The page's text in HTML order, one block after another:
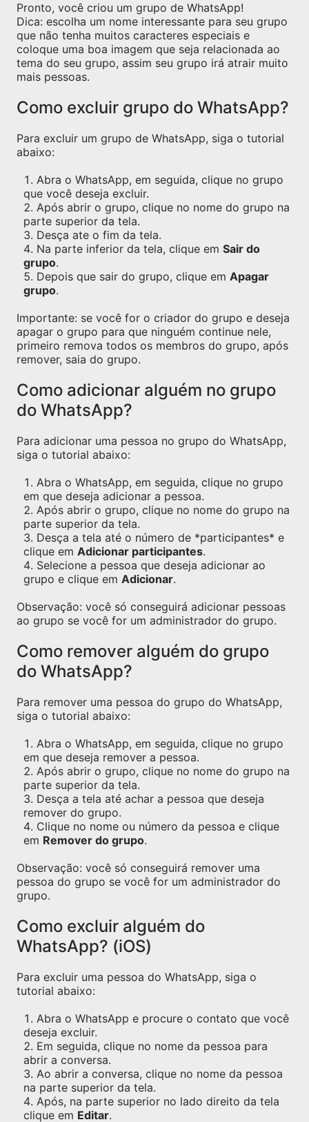
Pronto, você criou um grupo de WhatsApp!
Dica: escolha um nome interessante para seu grupo
que não tenha muitos caracteres especiais e
coloque uma boa imagem que seja relacionada ao
tema do seu grupo, assim seu grupo irá atrair muito
mais pessoas.
Como excluir grupo do WhatsApp?
Para excluir um grupo de WhatsApp, siga o tutorial
abaixo:
Abra o WhatsApp, em seguida, clique no grupo
que você deseja excluir.
Após abrir o grupo, clique no nome do grupo na
parte superior da tela.
Desça ate o fim da tela.
Na parte inferior da tela, clique em Sair do
grupo.
Depois que sair do grupo, clique em Apagar
grupo.
Importante: se você for o criador do grupo e deseja
apagar o grupo para que ninguém continue nele,
primeiro remova todos os membros do grupo, após
remover, saia do grupo.
Como adicionar alguém no grupo
do WhatsApp?
Para adicionar uma pessoa no grupo do WhatsApp,
siga o tutorial abaixo:
Abra o WhatsApp, em seguida, clique no grupo
em que deseja adicionar a pessoa.
Após abrir o grupo, clique no nome do grupo na
parte superior da tela.
Desça a tela até o número de *participantes* e
clique em Adicionar participantes.
Selecione a pessoa que deseja adicionar ao
grupo e clique em Adicionar.
Observação: você só conseguirá adicionar pessoas
ao grupo se você for um administrador do grupo.
Como remover alguém do grupo
do WhatsApp?
Para remover uma pessoa do grupo do WhatsApp,
siga o tutorial abaixo:
Abra o WhatsApp, em seguida, clique no grupo
em que deseja remover a pessoa.
Após abrir o grupo, clique no nome do grupo na
parte superior da tela.
Desça a tela até achar a pessoa que deseja
remover do grupo.
Clique no nome ou número da pessoa e clique
em Remover do grupo.
Observação: você só conseguirá remover uma
pessoa do grupo se você for um administrador do
grupo.
Como excluir alguém do
WhatsApp? (iOS)
Para excluir uma pessoa do WhatsApp, siga o
tutorial abaixo:
Abra o WhatsApp e procure o contato que você
deseja excluir.
Em seguida, clique no nome da pessoa para
abrir a conversa.
Ao abrir a conversa, clique no nome da pessoa
na parte superior da tela.
Após, na parte superior no lado direito da tela
clique em Editar.